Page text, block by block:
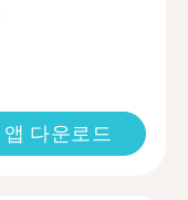
앱 다운로드